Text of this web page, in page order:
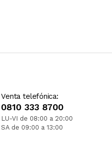
Venta telefónica:
0810 333 8700
LU-VI de 08:00 a 20:00
SA de 09:00 a 13:00